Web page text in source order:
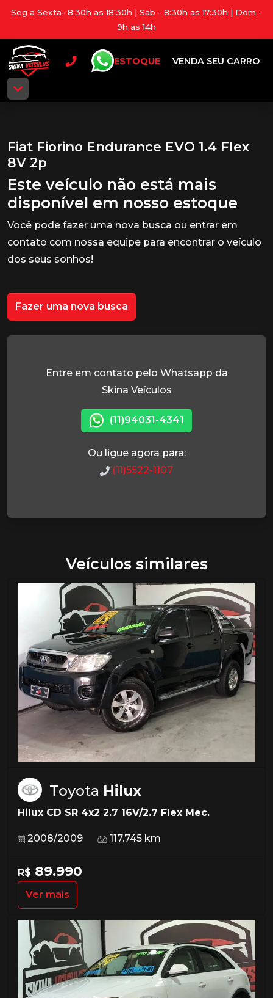
Seg a Sexta- 8:30h as 18:30h | Sab - 8:30h as 17:30h | Dom -
9h as 14h
ESTOQUE VENDA SEU CARRO
Fiat Fiorino Endurance EVO 1.4 Flex
8V 2p
Este veículo não está mais
disponível em nosso estoque
Você pode fazer uma nova busca ou entrar em
contato com nossa equipe para encontrar o veículo
dos seus sonhos!
Fazer uma nova busca
Entre em contato pelo Whatsapp da
Skina Veículos
(11)94031-4341
Ou ligue agora para:
(11)5522-1107
Veículos similares
Toyota Hilux
Hilux CD SR 4x2 2.7 16V/2.7 Flex Mec.
2008/2009 117.745 km
R$ 89.990
Ver mais